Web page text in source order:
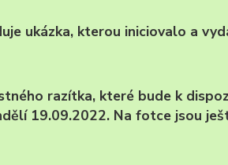
ukázka, kterou iniciovalo a
razítka, které bude k
19.09.2022. Na fotce jsou